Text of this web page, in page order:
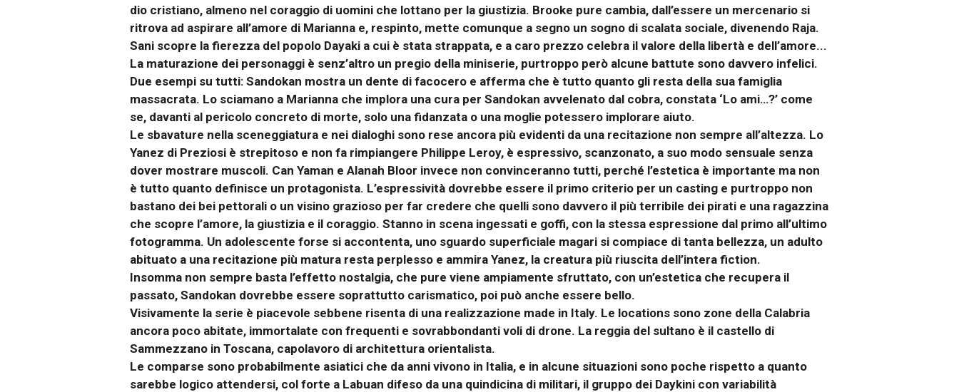
dio cristiano, almeno nel coraggio di uomini che lottano per la giustizia. Brooke pure cambia, dall’essere un mercenario si
ritrova ad aspirare all’amore di Marianna e, respinto, mette comunque a segno un sogno di scalata sociale, divenendo Raja.
Sani scopre la fierezza del popolo Dayaki a cui è stata strappata, e a caro prezzo celebra il valore della libertà e dell’amore...
La maturazione dei personaggi è senz’altro un pregio della miniserie, purtroppo però alcune battute sono davvero infelici.
Due esempi su tutti: Sandokan mostra un dente di facocero e afferma che è tutto quanto gli resta della sua famiglia
massacrata. Lo sciamano a Marianna che implora una cura per Sandokan avvelenato dal cobra, constata ‘Lo ami…?’ come
se, davanti al pericolo concreto di morte, solo una fidanzata o una moglie potessero implorare aiuto.
Le sbavature nella sceneggiatura e nei dialoghi sono rese ancora più evidenti da una recitazione non sempre all’altezza. Lo
Yanez di Preziosi è strepitoso e non fa rimpiangere Philippe Leroy, è espressivo, scanzonato, a suo modo sensuale senza
dover mostrare muscoli. Can Yaman e Alanah Bloor invece non convinceranno tutti, perché l’estetica è importante ma non
è tutto quanto definisce un protagonista. L’espressività dovrebbe essere il primo criterio per un casting e purtroppo non
bastano dei bei pettorali o un visino grazioso per far credere che quelli sono davvero il più terribile dei pirati e una ragazzina
che scopre l’amore, la giustizia e il coraggio. Stanno in scena ingessati e goffi, con la stessa espressione dal primo all’ultimo
fotogramma. Un adolescente forse si accontenta, uno sguardo superficiale magari si compiace di tanta bellezza, un adulto
abituato a una recitazione più matura resta perplesso e ammira Yanez, la creatura più riuscita dell’intera fiction.
Insomma non sempre basta l’effetto nostalgia, che pure viene ampiamente sfruttato, con un’estetica che recupera il
passato, Sandokan dovrebbe essere soprattutto carismatico, poi può anche essere bello.
Visivamente la serie è piacevole sebbene risenta di una realizzazione made in Italy. Le locations sono zone della Calabria
ancora poco abitate, immortalate con frequenti e sovrabbondanti voli di drone. La reggia del sultano è il castello di
Sammezzano in Toscana, capolavoro di architettura orientalista.
Le comparse sono probabilmente asiatici che da anni vivono in Italia, e in alcune situazioni sono poche rispetto a quanto
sarebbe logico attendersi, col forte a Labuan difeso da una quindicina di militari, il gruppo dei Daykini con variabilità